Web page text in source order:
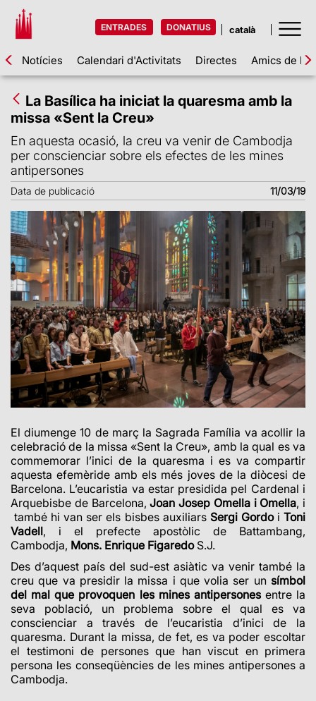
ENTRADES DONATIUS
Notícies Calendari d'Activitats Directes Amics de la
La Basílica ha iniciat la quaresma amb la
missa «Sent la Creu»
En aquesta ocasió, la creu va venir de Cambodja
per conscienciar sobre els efectes de les mines
antipersones
Data de publicació 11/03/19
El diumenge 10 de març la Sagrada Família va acollir la
celebració de la missa «Sent la Creu», amb la qual es va
commemorar l’inici de la quaresma i es va compartir
aquesta efemèride amb els més joves de la diòcesi de
Barcelona. L’eucaristia va estar presidida pel Cardenal i
Arquebisbe de Barcelona,Joan Josep Omella i Omella, i
també hi van ser els bisbes auxiliars Sergi GordoiToni
Vadell, i el prefecte apostòlic de Battambang,
Cambodja, Mons. Enrique FigaredoS.J.
Des d’aquest país del sud-est asiàtic va venir també la
creu que va presidir la missa i que volia ser un símbol
del mal que provoquen les mines antipersonesentre la
seva població, un problema sobre el qual es va
conscienciar a través de l’eucaristia d’inici de la
quaresma. Durant la missa, de fet, es va poder escoltar
el testimoni de persones que han viscut en primera
persona les conseqüències de les mines antipersones a
Cambodja.